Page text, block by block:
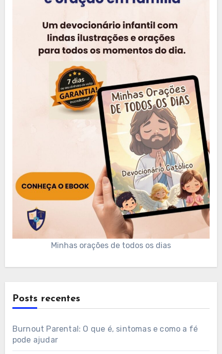
Minhas orações de todos os dias
Posts recentes
Burnout Parental: O que é, sintomas e como a fé
pode ajudar